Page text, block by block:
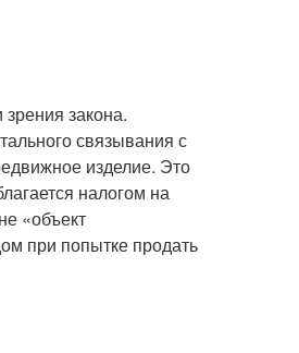
закона.
связывания с
изделие. Это
налогом на
«объект
при попытке продать